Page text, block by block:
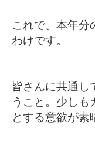
これで、本年分
わけです。
皆さんに共通し
うこと。少し
とする意欲が素